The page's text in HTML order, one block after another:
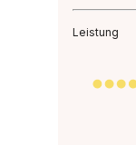
Leistung